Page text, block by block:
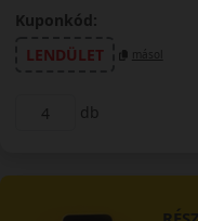
Kuponkód:
LENDÜLET
másol
db